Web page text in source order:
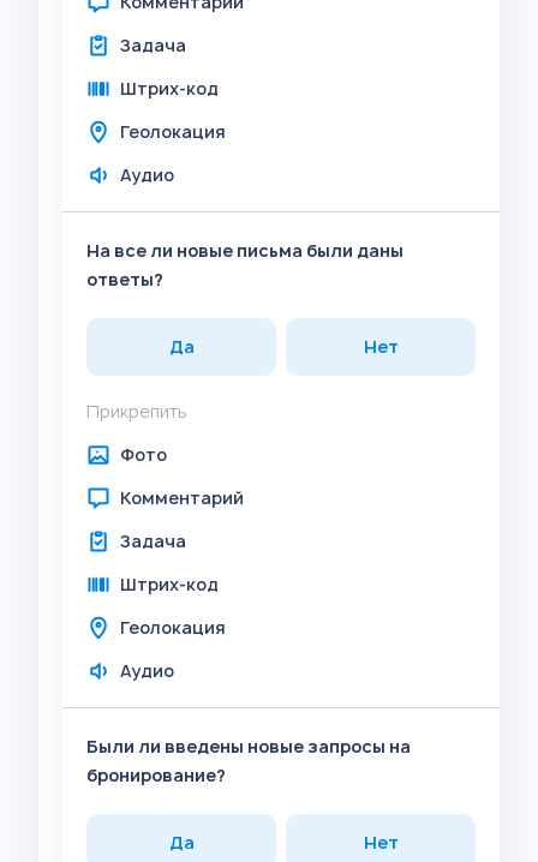
Задача
Штрих-код
Геолокация
Аудио
На все ли новые письма были даны
ответы?
Да Нет
Прикрепить
Фото
Комментарий
Задача
Штрих-код
Геолокация
Аудио
Были ли введены новые запросы на
бронирование?
Да Нет